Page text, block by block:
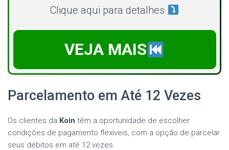
Clique aqui para detalhes
VEJA MAIS
Parcelamento em Até 12 Vezes
Os clientes da Koin têm a oportunidade de escolher
condições de pagamento flexíveis, com a opção de parcelar
seus débitos em até 12 vezes.